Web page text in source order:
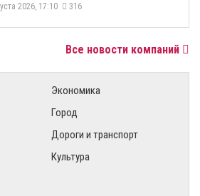
2026, 17:10 316
Все новости компаний
Экономика
Город
Дороги и транспорт
Культура